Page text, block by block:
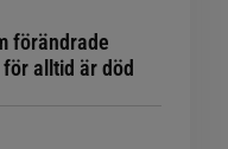
förändrade
alltid är död